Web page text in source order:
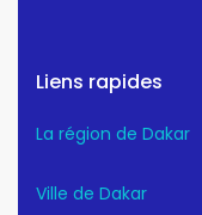
Liens rapides
La région de Dakar
Ville de Dakar